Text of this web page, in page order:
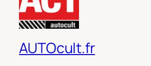
AUTOcult.fr